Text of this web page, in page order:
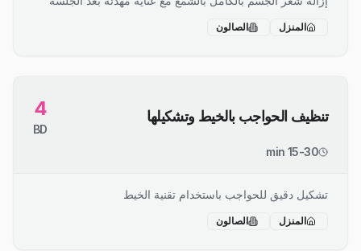
المنزل الصالون
تنظيف الحواجب بالخيط وتشكيلها 4
BD
15-30 min
تشكيل دقيق للحواجب باستخدام تقنية الخيط
المنزل الصالون